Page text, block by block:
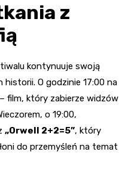
z
kontynuuje swoją
O godzinie 17:00 na
– film, który zabierze widzów
o 19:00,
„Orwell 2+2=5”, który
do przemyśleń na temat